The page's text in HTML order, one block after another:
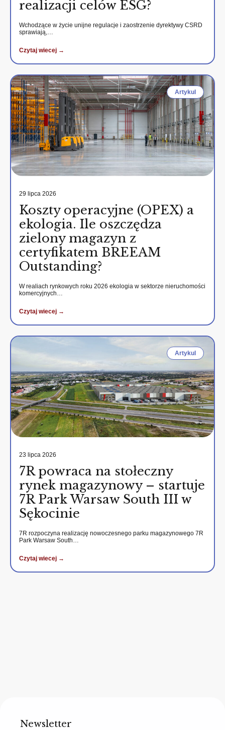
realizacji celów ESG?
Wchodzące w życie unijne regulacje i zaostrzenie dyrektywy CSRD
sprawiają,…
Czytaj wiecej →
Artykul
29 lipca 2026
Koszty operacyjne (OPEX) a
ekologia. Ile oszczędza
zielony magazyn z
certyfikatem BREEAM
Outstanding?
W realiach rynkowych roku 2026 ekologia w sektorze nieruchomości
komercyjnych…
Czytaj wiecej →
Artykul
23 lipca 2026
7R powraca na stołeczny
rynek magazynowy – startuje
7R Park Warsaw South III w
Sękocinie
7R rozpoczyna realizację nowoczesnego parku magazynowego 7R
Park Warsaw South…
Czytaj wiecej →
Newsletter